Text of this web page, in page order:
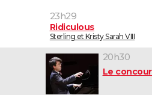
23h29
Ridiculous
Sterling et Kristy Sarah VIII
20h30
Le